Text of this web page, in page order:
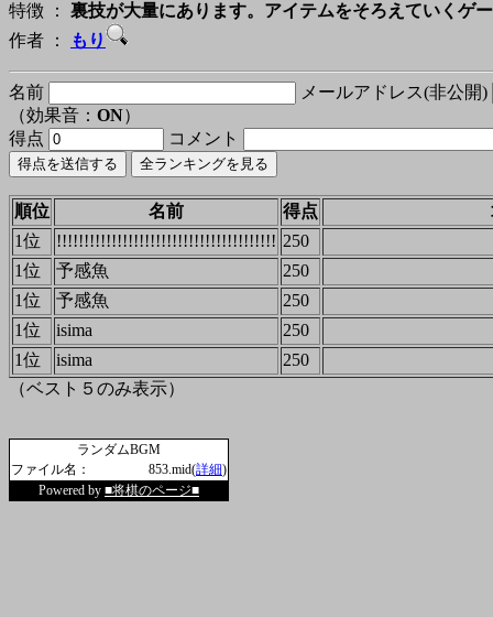
特徴 ： 裏技が大量にあります。アイテムをそろえていくゲ
作者 ：
もり
名前
メールアドレス(非公開)
（効果音： ON）
得点
コメント
順位 名前 得点
1位
!!!!!!!!!!!!!!!!!!!!!!!!!!!!!!!!!!!!!!!! 250
1位
予感魚
250
1位
予感魚
250
1位
isima
250
1位
isima
250
（ベスト５のみ表示）
ランダムBGM
ファイル名：
853.mid(詳細)
Powered by ■将棋のページ■